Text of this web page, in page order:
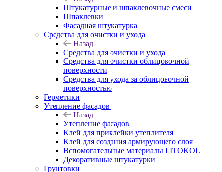
Штукатурные и шпаклевочные смеси
Шпаклевки
Фасадная штукатурка
Средства для очистки и ухода
Назад
Средства для очистки и ухода
Средства для очистки облицовочной
поверхности
Средства для ухода за облицовочной
поверхностью
Герметики
Утепление фасадов
Назад
Утепление фасадов
Клей для приклейки утеплителя
Клей для создания армирующего слоя
Вспомогательные материалы LITOKOL
Декоративные штукатурки
Грунтовки